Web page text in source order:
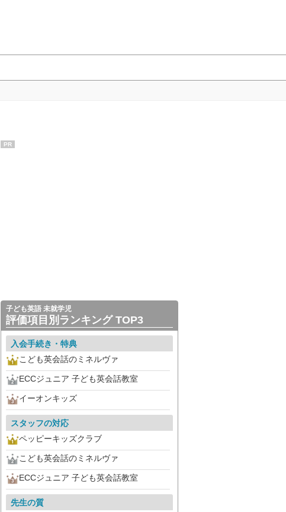
PR
子ども英語 未就学児
評価項目別ランキング TOP3
入会手続き・特典
こども英会話のミネルヴァ
ECCジュニア 子ども英会話教室
イーオンキッズ
スタッフの対応
ペッピーキッズクラブ
こども英会話のミネルヴァ
ECCジュニア 子ども英会話教室
先生の質